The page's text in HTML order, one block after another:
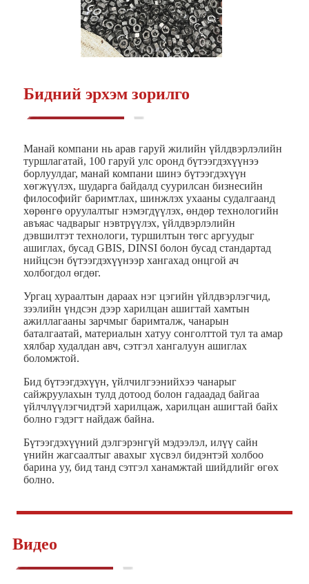
Бидний эрхэм зорилго
Манай компани нь арав гаруй жилийн үйлдвэрлэлийн
туршлагатай, 100 гаруй улс оронд бүтээгдэхүүнээ
борлуулдаг, манай компани шинэ бүтээгдэхүүн
хөгжүүлэх, шударга байдалд суурилсан бизнесийн
философийг баримтлах, шинжлэх ухааны судалгаанд
хөрөнгө оруулалтыг нэмэгдүүлэх, өндөр технологийн
авъяас чадварыг нэвтрүүлэх, үйлдвэрлэлийн
дэвшилтэт технологи, туршилтын төгс аргуудыг
ашиглах, бусад GBIS, DINSI болон бусад стандартад
нийцсэн бүтээгдэхүүнээр хангахад онцгой ач
холбогдол өгдөг.
Ургац хураалтын дараах нэг цэгийн үйлдвэрлэгчид,
зээлийн үндсэн дээр харилцан ашигтай хамтын
ажиллагааны зарчмыг баримталж, чанарын
баталгаатай, материалын хатуу сонголттой тул та амар
хялбар худалдан авч, сэтгэл хангалуун ашиглах
боломжтой.
Бид бүтээгдэхүүн, үйлчилгээнийхээ чанарыг
сайжруулахын тулд дотоод болон гадаадад байгаа
үйлчлүүлэгчидтэй харилцаж, харилцан ашигтай байх
болно гэдэгт найдаж байна.
Бүтээгдэхүүний дэлгэрэнгүй мэдээлэл, илүү сайн
үнийн жагсаалтыг авахыг хүсвэл бидэнтэй холбоо
барина уу, бид танд сэтгэл ханамжтай шийдлийг өгөх
болно.
Видео